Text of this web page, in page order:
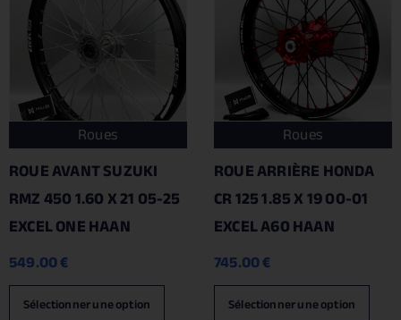
Roues
ROUE AVANT SUZUKI
RMZ 450 1.60 X 21 05-25
EXCEL ONE HAAN
549.00€
Sélectionner une option
Roues
ROUE ARRIÈRE HONDA
CR 125 1.85 X 19 00-01
EXCEL A60 HAAN
745.00€
Sélectionner une option